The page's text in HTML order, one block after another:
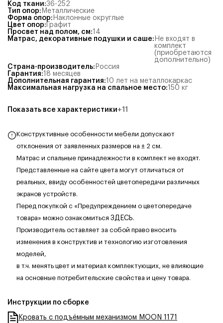
Код ткани:36-252
Тип опор: Металлические
Форма опор: Наклонные округлые
Цвет опор: Графит
Просвет над полом, см:14
Матрас, декоративные подушки и саше: Не входят в
комплект
(приобретаются
дополнительно)
Страна-производитель: Россия
Гарантия:18 месяцев
Дополнительная гарантия:10 лет на металлокаркас
Максимальная нагрузка на спальное место:150 кг
Показать все характеристики+11
Конструктивные особенности мебели допускают
отклонения от заявленных размеров на ± 2 см.
Матрас и спальные принадлежности в комплект не входят.
Представленные на сайте цвета могут отличаться от
реальных, ввиду особенностей цветопередачи различных
экранов устройств.
Перед покупкой с «Предупреждением о цветопередаче
товара» можно ознакомиться ЗДЕСЬ.
Производитель оставляет за собой право вносить
изменения в конструктив и технологию изготовления
моделей,
в т.ч. менять цвет и материал комплектующих, не влияющие
на основные потребительские свойства и цену товара.
Инструкции по сборке
Кровать с подъёмным механизмом MOON 1171